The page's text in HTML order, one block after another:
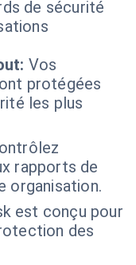
de sécurité
Vos
protégées
les plus
rapports de
organisation.
est conçu pour
des